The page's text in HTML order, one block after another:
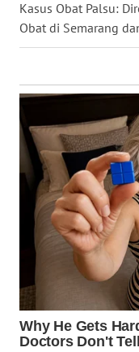
Kasus Obat Palsu:
Obat di Semarang
WN
KALBAR
KALTENG
WN
KALTARA
WN
KALSEL
WN
SULSEL